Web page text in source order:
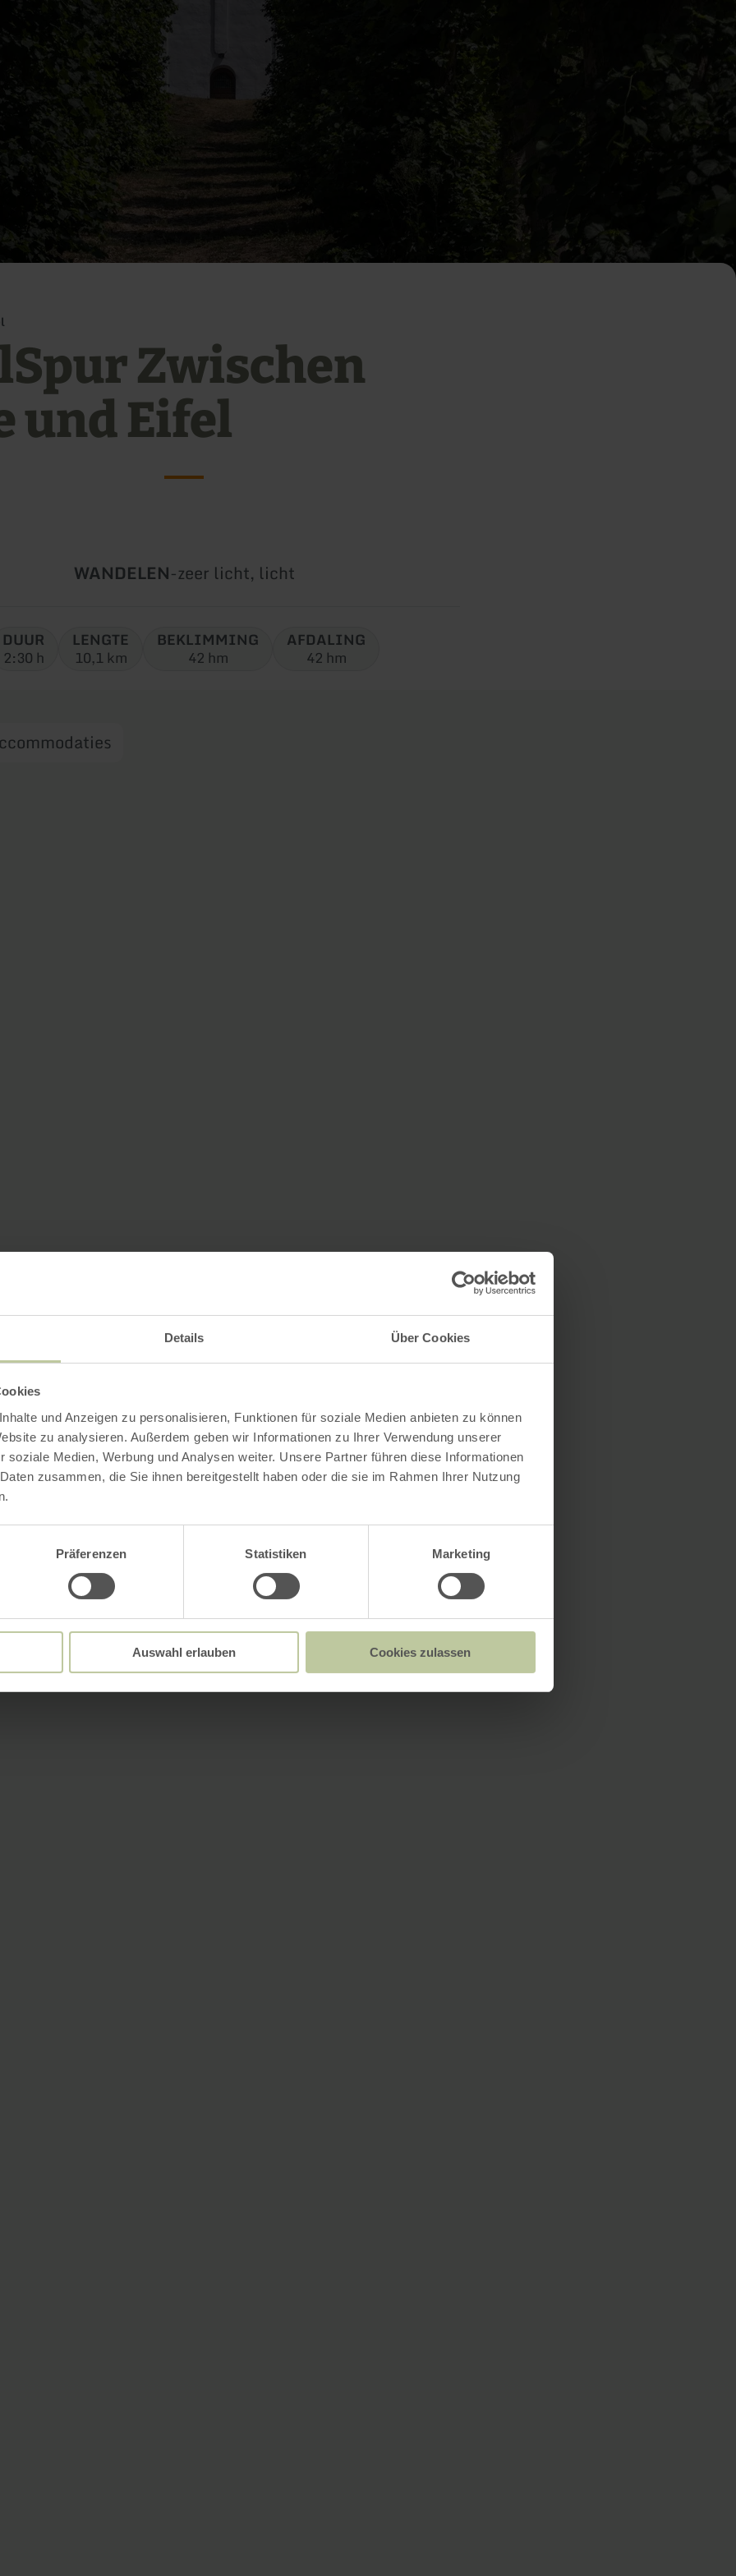
Details Über Cookies
und Anzeigen zu personalisieren, Funktionen für soziale Medien anbieten zu können
zu analysieren. Außerdem geben wir Informationen zu Ihrer Verwendung unserer
soziale Medien, Werbung und Analysen weiter. Unsere Partner führen diese Informationen
zusammen, die Sie ihnen bereitgestellt haben oder die sie im Rahmen Ihrer Nutzung
Präferenzen Statistiken Marketing
Auswahl erlauben Cookies zulassen
Zwischen
und Eifel
Soort
WANDELEN-Moeilijkheidsgraad:
zeer licht, licht
DUUR
2:30 h
LENGTE
10,1 km
BEKLIMMING
42 hm
AFDALING
42 hm